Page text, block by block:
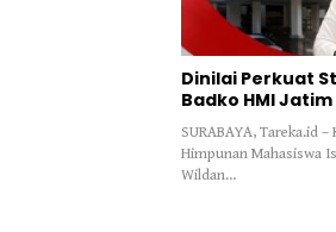
Dinilai Perkuat
Badko HMI
SURABAYA, Tareka.id
Himpunan Mahasiswa
Wildan…